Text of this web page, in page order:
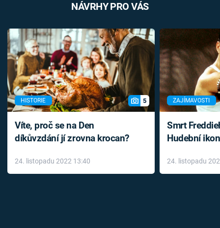
NÁVRHY PRO VÁS
HISTORIE 5
Víte, proč se na Den
díkůvzdání jí zrovna krocan?
24. listopadu 2022 13:40
ZAJÍMAVOSTI
Smrt
Hudební
léky
24. listopadu